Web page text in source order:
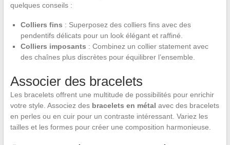
quelques conseils :
Colliers fins : Superposez des colliers fins avec des
pendentifs délicats pour un look élégant et raffiné.
Colliers imposants : Combinez un collier statement avec
des chaînes plus discrètes pour équilibrer l’ensemble.
Associer des bracelets
Les bracelets offrent une multitude de possibilités pour enrichir
votre style. Associez des bracelets en métal avec des bracelets
en perles ou en cuir pour un contraste intéressant. Variez les
tailles et les formes pour créer une composition harmonieuse.